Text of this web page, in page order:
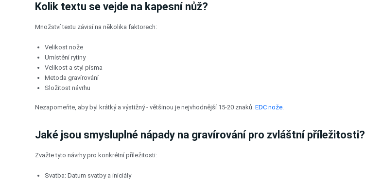
Kolik textu se vejde na kapesní nůž?
Množství textu závisí na několika faktorech:
Velikost nože
Umístění rytiny
Velikost a styl písma
Metoda gravírování
Složitost návrhu
Nezapomeňte, aby byl krátký a výstižný - většinou je nejvhodnější 15-20 znaků. EDC nože.
Jaké jsou smysluplné nápady na gravírování pro zvláštní příležitosti?
Zvažte tyto návrhy pro konkrétní příležitosti:
Svatba: Datum svatby a iniciály